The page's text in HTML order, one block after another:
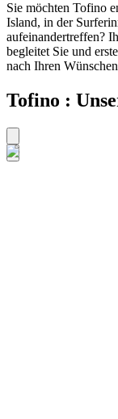
Sie möchten Tofino
Island, in der
aufeinandertreffen?
begleitet Sie und
nach Ihren
Tofino :